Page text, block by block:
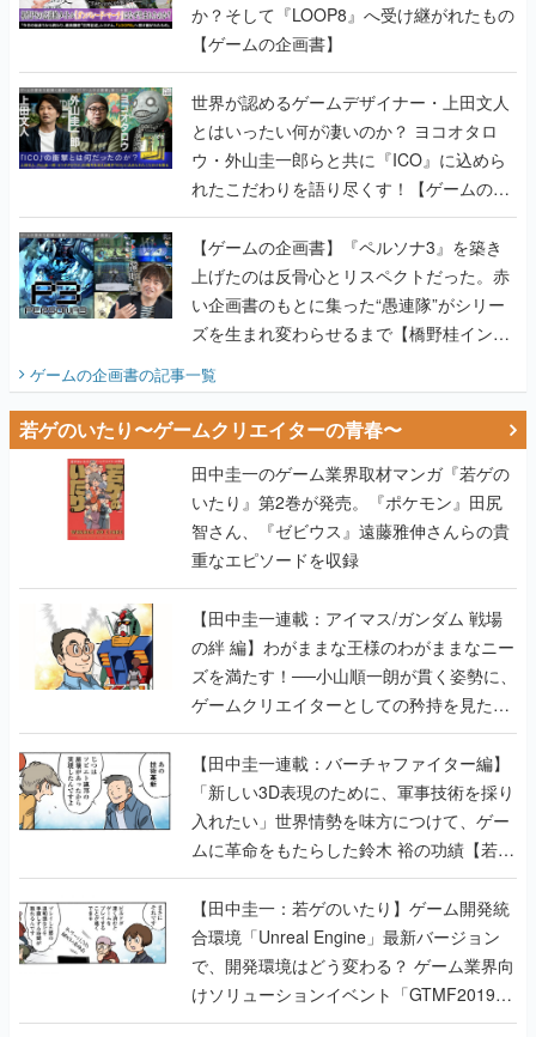
か？そして『LOOP8』へ受け継がれたもの
【ゲームの企画書】
世界が認めるゲームデザイナー・上田文人
とはいったい何が凄いのか？ ヨコオタロ
ウ・外山圭一郎らと共に『ICO』に込めら
れたこだわりを語り尽くす！【ゲームの企
画書】
【ゲームの企画書】『ペルソナ3』を築き
上げたのは反骨心とリスペクトだった。赤
い企画書のもとに集った“愚連隊”がシリー
ズを生まれ変わらせるまで【橋野桂インタ
ビュー】
ゲームの企画書の記事一覧
若ゲのいたり〜ゲームクリエイターの青春〜
田中圭一のゲーム業界取材マンガ『若ゲの
いたり』第2巻が発売。『ポケモン』田尻
智さん、『ゼビウス』遠藤雅伸さんらの貴
重なエピソードを収録
【田中圭一連載：アイマス/ガンダム 戦場
の絆 編】わがままな王様のわがままなニー
ズを満たす！──小山順一朗が貫く姿勢に、
ゲームクリエイターとしての矜持を見た
【若ゲのいたり最終回】
【田中圭一連載：バーチャファイター編】
「新しい3D表現のために、軍事技術を採り
入れたい」世界情勢を味方につけて、ゲー
ムに革命をもたらした鈴木 裕の功績【若ゲ
のいたり】
【田中圭一：若ゲのいたり】ゲーム開発統
合環境「Unreal Engine」最新バージョン
で、開発環境はどう変わる？ ゲーム業界向
けソリューションイベント「GTMF2019」
に行って、より理解を深めよう【PR】